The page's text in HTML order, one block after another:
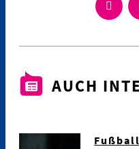
AUCH